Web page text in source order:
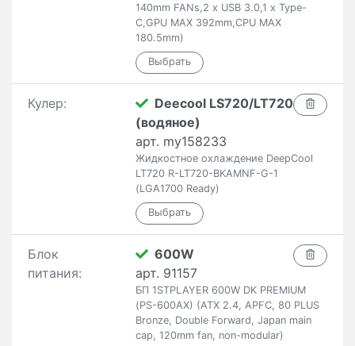
140mm FANs,2 x USB 3.0,1 x Type-
C,GPU MAX 392mm,CPU MAX
180.5mm)
Кулер:
Deecool LS720/LT720
(водяное)
арт. my158233
Жидкостное охлаждение DeepCool
LT720 R-LT720-BKAMNF-G-1
(LGA1700 Ready)
Блок
питания:
600W
арт. 91157
БП 1STPLAYER 600W DK PREMIUM
(PS-600AX) (ATX 2.4, APFC, 80 PLUS
Bronze, Double Forward, Japan main
cap, 120mm fan, non-modular)